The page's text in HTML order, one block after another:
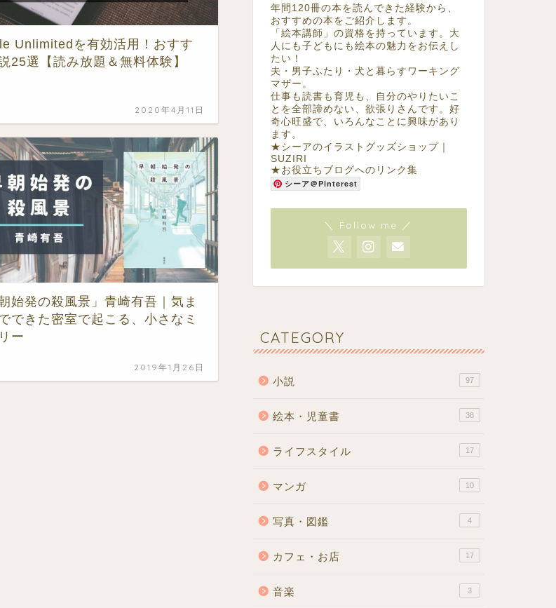
Unlimitedを有効活用！おすす
25選【読み放題＆無料体験】
2020年4月11日
朝始発の殺風景」青崎有吾｜気ま
できた密室で起こる、小さなミ
ー
2019年1月26日
年間120冊の本を読んできた経験から、
おすすめの本をご紹介します。
「絵本講師」の資格を持っています。大
人にも子どもにも絵本の魅力をお伝えし
たい！
夫・男子ふたり・犬と暮らすワーキング
マザー。
仕事も読書も育児も、自分のやりたいこ
とを全部諦めない、欲張りさんです。好
奇心旺盛で、いろんなことに興味があり
ます。
★ シーアのイラストグッズショップ｜
SUZIRI
★ お役立ちブログへのリンク集
シーア＠Pinterest
＼ Follow me ／
CATEGORY
小説 97
絵本・児童書 38
ライフスタイル 17
マンガ 10
写真・図鑑 4
カフェ・お店 17
音楽 3